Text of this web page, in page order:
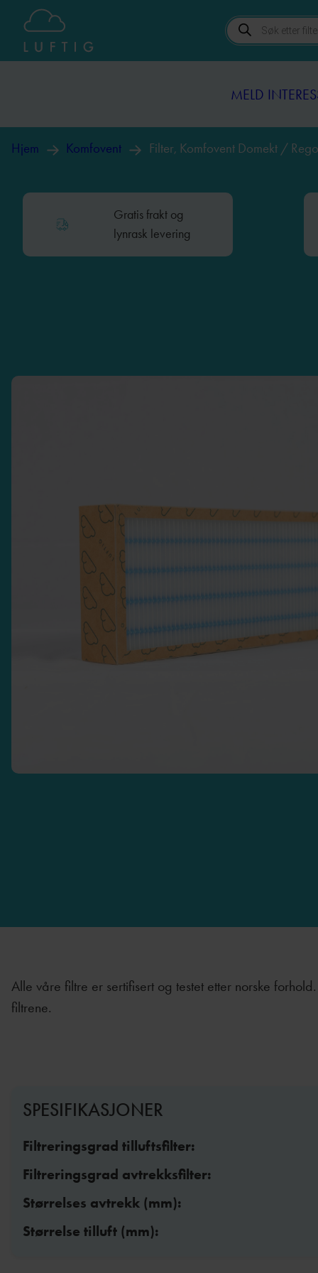
Products
search
MELD
Hjem Komfovent Filter, Komfovent Domekt /
Gratis frakt og
lynrask levering
Alle våre filtre er sertifisert og testet etter norske
filtrene.
SPESIFIKASJONER
Filtreringsgrad tilluftsfilter:
Filtreringsgrad avtrekksfilter:
Størrelses avtrekk (mm):
Størrelse tilluft (mm):
MELD